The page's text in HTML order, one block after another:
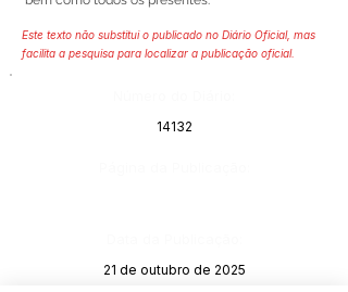
Este texto não substitui o publicado no Diário Oficial, mas
facilita a pesquisa para localizar a publicação oficial.
14132
21 de outubro de 2025